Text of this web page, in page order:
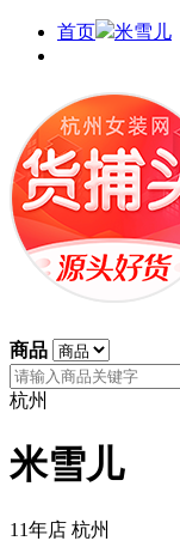
首页 米雪儿
商品
杭州
米雪儿
11年店 杭州